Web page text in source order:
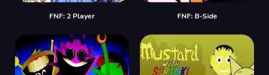
FNF: 2 Player FNF: B-Side